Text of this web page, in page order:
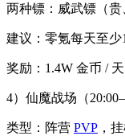
两种镖：威武镖（贵
建议：零氪每天至少
奖励：1.4W 金币 /
4）仙魔战场（
类型：阵营 PVP ，